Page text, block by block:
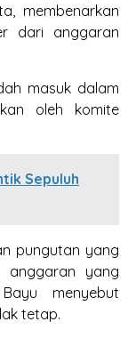
membenarkan
dari anggaran
masuk dalam
oleh komite
Sepuluh
pungutan yang
anggaran yang
menyebut
tetap.